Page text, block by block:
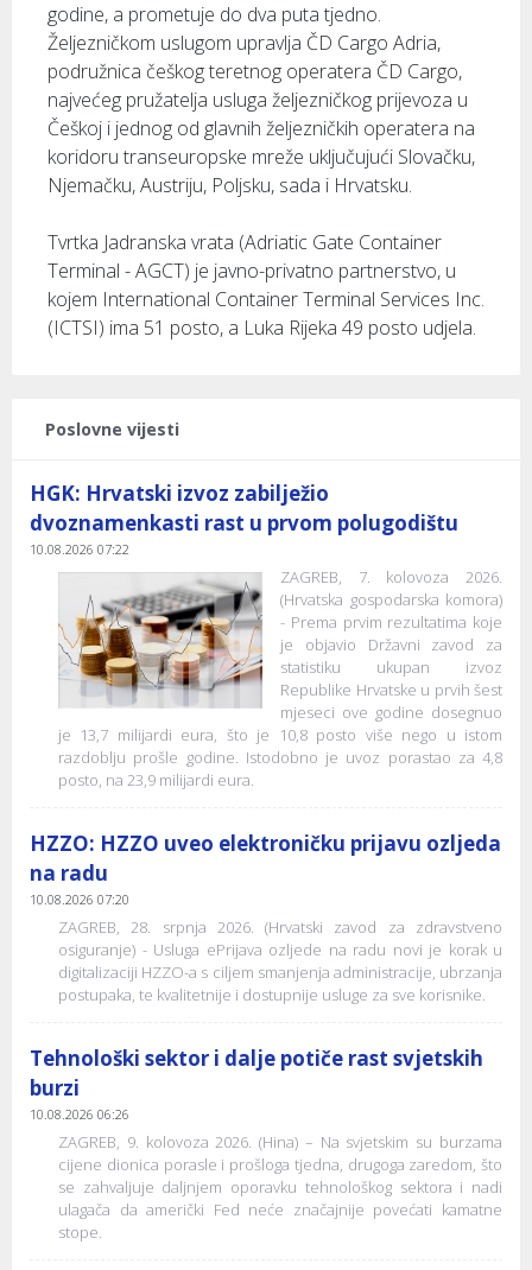
godine, a prometuje do dva puta tjedno.
Željezničkom uslugom upravlja ČD Cargo Adria,
podružnica češkog teretnog operatera ČD Cargo,
najvećeg pružatelja usluga željezničkog prijevoza u
Češkoj i jednog od glavnih željezničkih operatera na
koridoru transeuropske mreže uključujući Slovačku,
Njemačku, Austriju, Poljsku, sada i Hrvatsku.
Tvrtka Jadranska vrata (Adriatic Gate Container
Terminal - AGCT) je javno-privatno partnerstvo, u
kojem International Container Terminal Services Inc.
(ICTSI) ima 51 posto, a Luka Rijeka 49 posto udjela.
Poslovne vijesti
HGK: Hrvatski izvoz zabilježio
dvoznamenkasti rast u prvom polugodištu
10.08.2026 07:22
ZAGREB, 7. kolovoza 2026.
(Hrvatska gospodarska komora)
- Prema prvim rezultatima koje
je objavio Državni zavod za
statistiku ukupan izvoz
Republike Hrvatske u prvih šest
mjeseci ove godine dosegnuo
je 13,7 milijardi eura, što je 10,8 posto više nego u istom
razdoblju prošle godine. Istodobno je uvoz porastao za 4,8
posto, na 23,9 milijardi eura.
HZZO: HZZO uveo elektroničku prijavu ozljeda
na radu
10.08.2026 07:20
ZAGREB, 28. srpnja 2026. (Hrvatski zavod za zdravstveno
osiguranje) - Usluga ePrijava ozljede na radu novi je korak u
digitalizaciji HZZO-a s ciljem smanjenja administracije, ubrzanja
postupaka, te kvalitetnije i dostupnije usluge za sve korisnike.
Tehnološki sektor i dalje potiče rast svjetskih
burzi
10.08.2026 06:26
ZAGREB, 9. kolovoza 2026. (Hina) – Na svjetskim su burzama
cijene dionica porasle i prošloga tjedna, drugoga zaredom, što
se zahvaljuje daljnjem oporavku tehnološkog sektora i nadi
ulagača da američki Fed neće značajnije povećati kamatne
stope.